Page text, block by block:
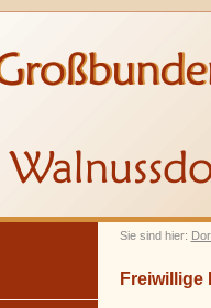
Sie sind hier:
Freiwillige